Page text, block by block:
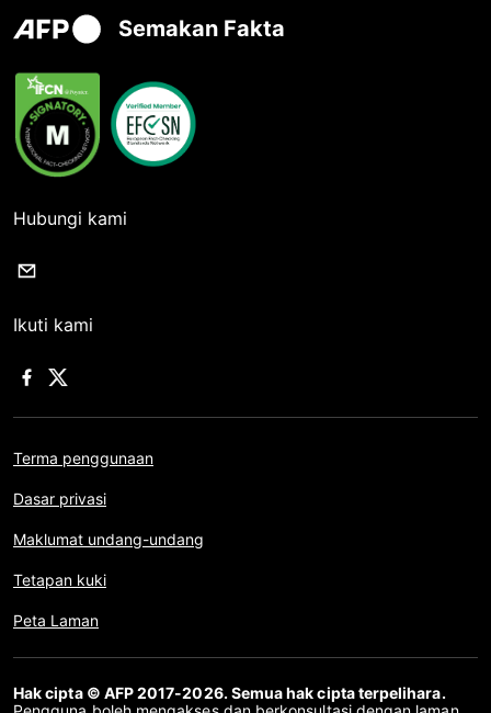
Semakan Fakta
Hubungi kami
Ikuti kami
Terma penggunaan
Dasar privasi
Maklumat undang-undang
Tetapan kuki
Peta Laman
Hak cipta © AFP 2017-2026. Semua hak cipta terpelihara.